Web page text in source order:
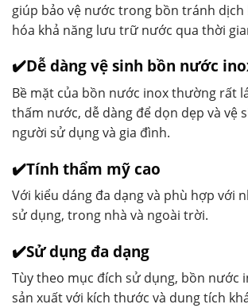
giúp bảo vệ nước trong bồn tránh
hóa khả năng lưu trữ nước qua thời
✔️Dễ dàng vệ sinh bồn nước
Bề mặt của bồn nước inox thường rất
thấm nước, dễ dàng để dọn dẹp và vệ
người sử dụng và gia đình.
✔️Tính thẩm mỹ cao
Với kiểu dáng đa dạng và phù hợp với
sử dụng, trong nhà và ngoài trời.
✔️Sử dụng đa dạng
Tùy theo mục đích sử dụng, bồn nước
sản xuất với kích thước và dung tích